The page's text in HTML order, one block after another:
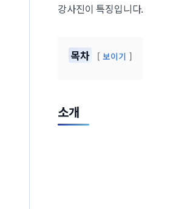
강사진이 특징입니다.
목차 보이기
소개